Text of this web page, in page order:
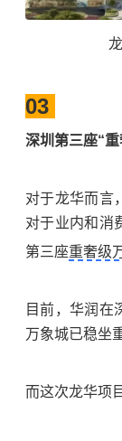
03
深圳第三座“重
对于龙华而言
对于业内和消
第三座重奢级
目前，华润在
万象城已稳坐
而这次龙华项